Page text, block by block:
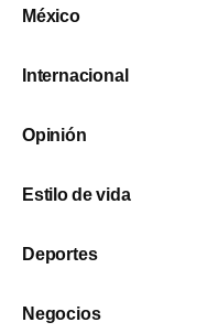
México
Internacional
Opinión
Estilo de vida
Deportes
Negocios